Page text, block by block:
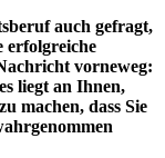
auch gefragt,
erfolgreiche
vorneweg:
liegt an Ihnen,
machen, dass Sie